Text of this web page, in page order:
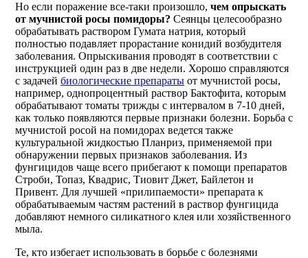
Но если поражение все-таки произошло, чем опрыскать
от мучнистой росы помидоры? Сеянцы целесообразно
обрабатывать раствором Гумата натрия, который
полностью подавляет прорастание конидий возбудителя
заболевания. Опрыскивания проводят в соответствии с
инструкцией один раз в две недели. Хорошо справляются
с задачей биологические препараты от мучнистой росы,
например, однопроцентный раствор Бактофита, которым
обрабатывают томаты трижды с интервалом в 7-10 дней,
как только появляются первые признаки болезни. Борьба с
мучнистой росой на помидорах ведется также
культуральной жидкостью Планриз, применяемой при
обнаружении первых признаков заболевания. Из
фунгицидов чаще всего прибегают к помощи препаратов
Строби, Топаз, Квадрис, Тиовит Джет, Байлетон и
Привент. Для лучшей «прилипаемости» препарата к
обрабатываемым частям растений в раствор фунгицида
добавляют немного силикатного клея или хозяйственного
мыла.
Те, кто избегает использовать в борьбе с болезнями